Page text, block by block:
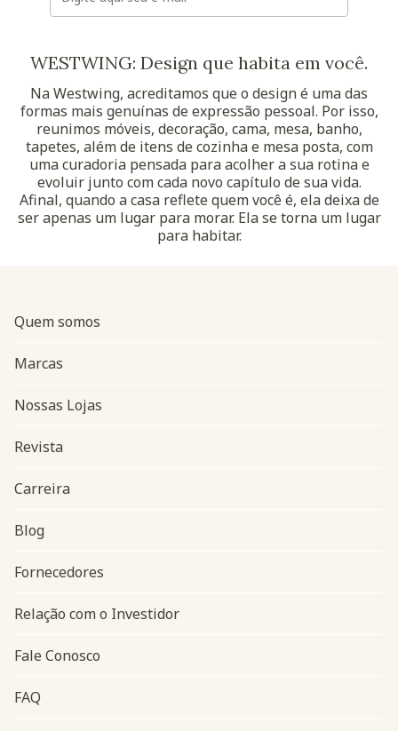
WESTWING: Design que habita em você.
Na Westwing, acreditamos que o design é uma das
formas mais genuínas de expressão pessoal. Por isso,
reunimos móveis, decoração, cama, mesa, banho,
tapetes, além de itens de cozinha e mesa posta, com
uma curadoria pensada para acolher a sua rotina e
evoluir junto com cada novo capítulo de sua vida.
Afinal, quando a casa reflete quem você é, ela deixa de
ser apenas um lugar para morar. Ela se torna um lugar
para habitar.
Navegação do rodapé
Quem somos
Marcas
Nossas Lojas
Revista
Carreira
Blog
Fornecedores
Relação com o Investidor
Fale Conosco
FAQ